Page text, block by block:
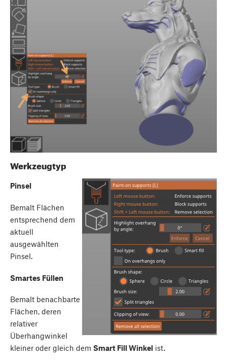
Werkzeugtyp
Pinsel
Bemalt Flächen
entsprechend dem
aktuell
ausgewählten
Pinsel.
Smartes Füllen
Bemalt benachbarte
Flächen, deren
relativer
Überhangwinkel
kleiner oder gleich dem Smart Fill Winkel ist.